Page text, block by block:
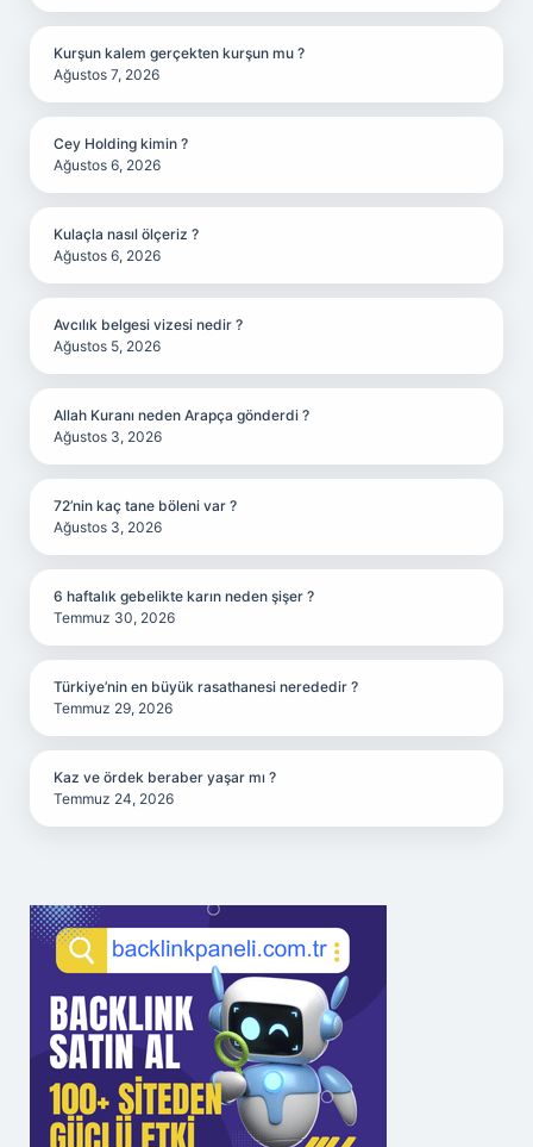
Kurşun kalem gerçekten kurşun mu ?
Ağustos 7, 2026
Cey Holding kimin ?
Ağustos 6, 2026
Kulaçla nasıl ölçeriz ?
Ağustos 6, 2026
Avcılık belgesi vizesi nedir ?
Ağustos 5, 2026
Allah Kuranı neden Arapça gönderdi ?
Ağustos 3, 2026
72’nin kaç tane böleni var ?
Ağustos 3, 2026
6 haftalık gebelikte karın neden şişer ?
Temmuz 30, 2026
Türkiye’nin en büyük rasathanesi nerededir ?
Temmuz 29, 2026
Kaz ve ördek beraber yaşar mı ?
Temmuz 24, 2026